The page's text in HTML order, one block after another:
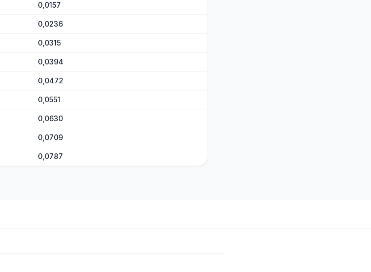
0,0157
0,0236
0,0315
0,0394
0,0472
0,0551
0,0630
0,0709
0,0787